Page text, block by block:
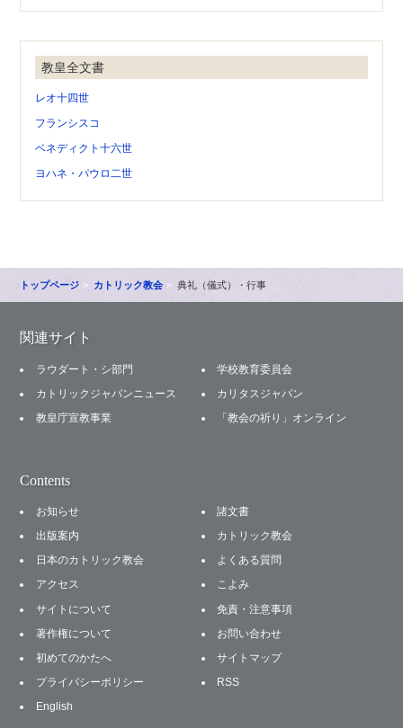
教皇全文書
レオ十四世
フランシスコ
ベネディクト十六世
ヨハネ・パウロ二世
トップページ カトリック教会 典礼（儀式）・行事
関連サイト
ラウダート・シ部門
学校教育委員会
カトリックジャパンニュース
カリタスジャパン
教皇庁宣教事業
「教会の祈り」オンライン
Contents
お知らせ
諸文書
出版案内
カトリック教会
日本のカトリック教会
よくある質問
アクセス
こよみ
サイトについて
免責・注意事項
著作権について
お問い合わせ
初めてのかたへ
サイトマップ
プライバシーポリシー
RSS
English